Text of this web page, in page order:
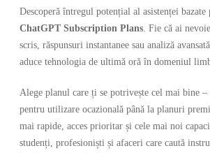
Descoperă întregul potențial al asistenței
ChatGPT Subscription Plans . Fie că ai
scris, răspunsuri instantanee sau analiză
aduce tehnologia de ultimă oră în domeniul
Alege planul care ți se potrivește cel mai bine
pentru utilizare ocazională până la planuri
mai rapide, acces prioritar și cele mai noi
studenți, profesioniști și afaceri care caută